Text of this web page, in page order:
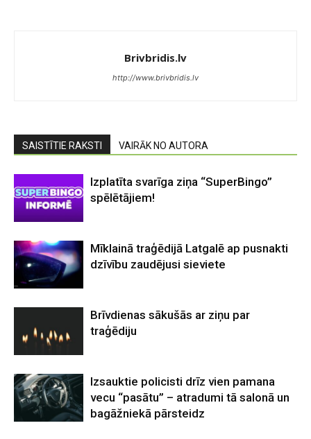
Brivbridis.lv
http://www.brivbridis.lv
SAISTĪTIE RAKSTI VAIRĀK NO AUTORA
Izplatīta svarīga ziņa “SuperBingo”
spēlētājiem!
Mīklainā traģēdijā Latgalē ap pusnakti
dzīvību zaudējusi sieviete
Brīvdienas sākušās ar ziņu par
traģēdiju
Izsauktie policisti drīz vien pamana
vecu “pasātu” – atradumi tā salonā un
bagāžniekā pārsteidz